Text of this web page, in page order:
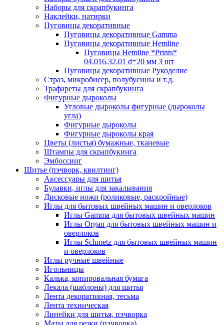
Наборы для скрапбукинга
Наклейки, натирки
Пуговицы декоративные
Пуговицы декоративные Gamma
Пуговицы декоративные Hemline
Пуговицы Hemline *Prints*
04.016.32.01 d=20 мм 3 шт
Пуговицы декоративные Рукоделие
Страз, микробисер, полубусины и т.д.
Трафареты для скрапбукинга
Фигурные дыроколы
Угловые дыроколы фигурные (дыроколы
угла)
Фигурные дыроколы
Фигурные дыроколы края
Цветы (листья) бумажные, тканевые
Штампы для скрапбукинга
Эмбоссинг
Шитье (пэчворк, квилтинг)
Аксессуары для шитья
Булавки, иглы для закалывания
Дисковые ножи (роликовые, раскройные)
Иглы для бытовых швейных машин и оверлоков
Иглы Gamma для бытовых швейных машин
Иглы Organ для бытовых швейных машин и
оверлоков
Иглы Schmetz для бытовых швейных машин
и оверлоков
Иглы ручные швейные
Игольницы
Калька, копировальная бумага
Лекала (шаблоны) для шитья
Лента декоративная, тесьма
Лента техническая
Линейки для шитья, пэчворка
Маты для резки (пэчворка)